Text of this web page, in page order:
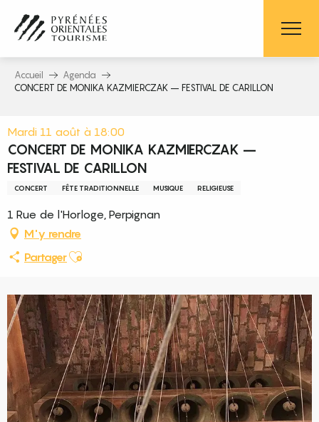
contenu
principal
Accueil
Agenda
CONCERT DE MONIKA KAZMIERCZAK – FESTIVAL DE CARILLON
Mardi 11 août à 18:00
CONCERT DE MONIKA KAZMIERCZAK –
FESTIVAL DE CARILLON
CONCERT FÊTE TRADITIONNELLE MUSIQUE RELIGIEUSE
1 Rue de l'Horloge, Perpignan
M'y rendre
PartagerAjouter aux favoris